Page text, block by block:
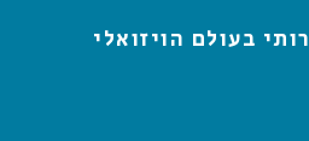
בעולם הויזואלי